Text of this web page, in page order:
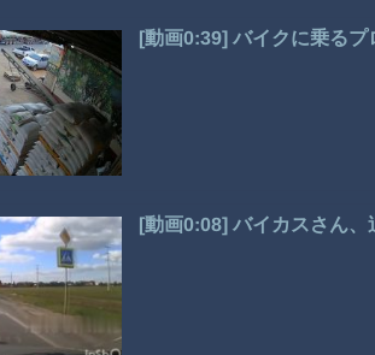
[動画0:39] バイクに乗る
[動画0:08] バイカスさん